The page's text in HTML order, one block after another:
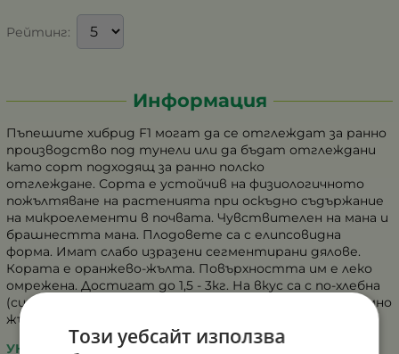
Рейтинг:
Информация
Пъпешите хибрид F1 могат да се отглеждат за ранно
производство под тунели или да бъдат отглеждани
като сорт подходящ за ранно полско
отглеждане. Сорта е устойчив на физиологичното
пожълтяване на растенията при оскъдно съдържание
на микроелементи в почвата. Чувствителен на мана и
брашнестта мана. Плодовете са с елипсовидна
форма. Имат слабо изразени сегментирани дялове.
Кората е оранжево-жълта. Повърхността им е леко
омрежена. Достигат до 1,5 - 3кг. На вкус са с по-хлебна
(сипкава) консистенция, отличен вкус и аромат, тъмно
жълти на цвят. Плодовете са транспортабилни.
УКАЗАНИЕ ЗА ОТГЛЕЖДАНЕ:
Този уебсайт използва